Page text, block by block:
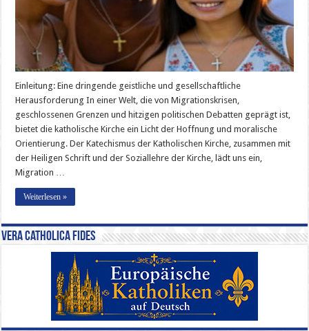
Einleitung: Eine dringende geistliche und gesellschaftliche
Herausforderung In einer Welt, die von Migrationskrisen,
geschlossenen Grenzen und hitzigen politischen Debatten geprägt ist,
bietet die katholische Kirche ein Licht der Hoffnung und moralische
Orientierung. Der Katechismus der Katholischen Kirche, zusammen mit
der Heiligen Schrift und der Soziallehre der Kirche, lädt uns ein,
Migration …
Weiterlesen »
Vera Catholica Fides